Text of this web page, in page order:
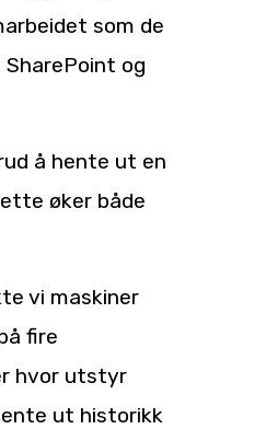
som de
og
å hente ut en
øker både
vi maskiner
fire
hvor utstyr
ut historikk